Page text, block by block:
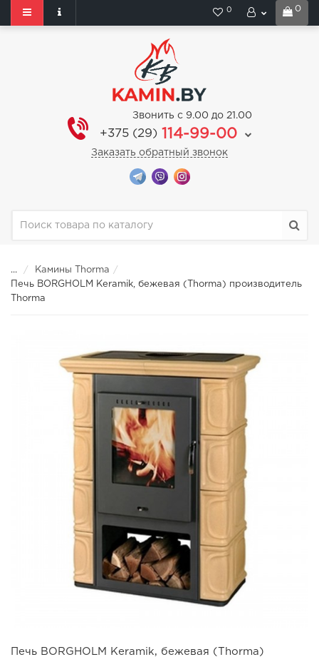
0
0
Звонить с 9.00 до 21.00
+375 (29) 114-99-00
Заказать обратный звонок
...
Камины Thorma
Печь BORGHOLM Keramik, бежевая (Thorma) производитель
Thorma
Печь BORGHOLM Keramik, бежевая (Thorma)